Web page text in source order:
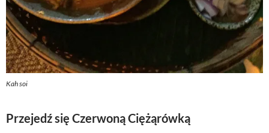
Kah soi
Przejedź się Czerwoną Ciężąrówką